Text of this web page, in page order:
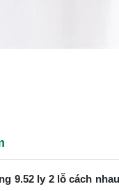
9.52 ly 2 lỗ cách